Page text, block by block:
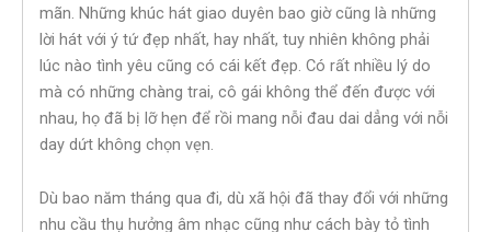
mãn. Những khúc hát giao duyên bao giờ cũng là những
lời hát với ý tứ đẹp nhất, hay nhất, tuy nhiên không phải
lúc nào tình yêu cũng có cái kết đẹp. Có rất nhiều lý do
mà có những chàng trai, cô gái không thể đến được với
nhau, họ đã bị lỡ hẹn để rồi mang nỗi đau dai dẳng với nỗi
day dứt không chọn vẹn.
Dù bao năm tháng qua đi, dù xã hội đã thay đổi với những
nhu cầu thụ hưởng âm nhạc cũng như cách bày tỏ tình